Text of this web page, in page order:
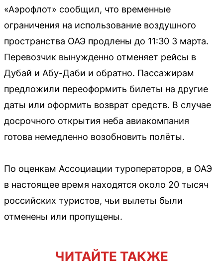
«Аэрофлот» сообщил, что временные
ограничения на использование воздушного
пространства ОАЭ продлены до 11:30 3 марта.
Перевозчик вынужденно отменяет рейсы в
Дубай и Абу-Даби и обратно. Пассажирам
предложили переоформить билеты на другие
даты или оформить возврат средств. В случае
досрочного открытия неба авиакомпания
готова немедленно возобновить полёты.
По оценкам Ассоциации туроператоров, в ОАЭ
в настоящее время находятся около 20 тысяч
российских туристов, чьи вылеты были
отменены или пропущены.
ЧИТАЙТЕ ТАКЖЕ